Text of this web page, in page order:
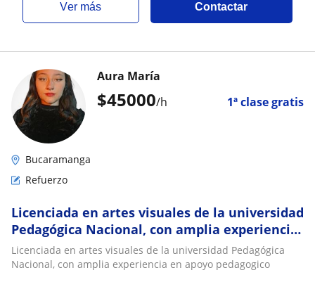
ver más Contactar
$45000/h 1ª clase gratis
Aura María
Bucaramanga
Refuerzo
Licenciada en artes visuales de la universidad
Pedagógica Nacional, con amplia experiencia
en apoyo pedagogico
Licenciada en artes visuales de la universidad Pedagógica
Nacional, con amplia experiencia en apoyo pedagogico